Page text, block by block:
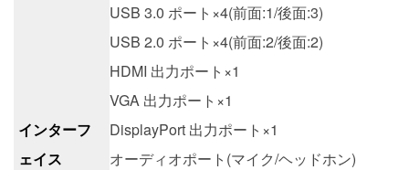
インターフ
ェイス
USB 3.0 ポート×4(前面:1/後面:3)
USB 2.0 ポート×4(前面:2/後面:2)
HDMI 出力ポート×1
VGA 出力ポート×1
DisplayPort 出力ポート×1
オーディオポート(マイク/ヘッドホン)